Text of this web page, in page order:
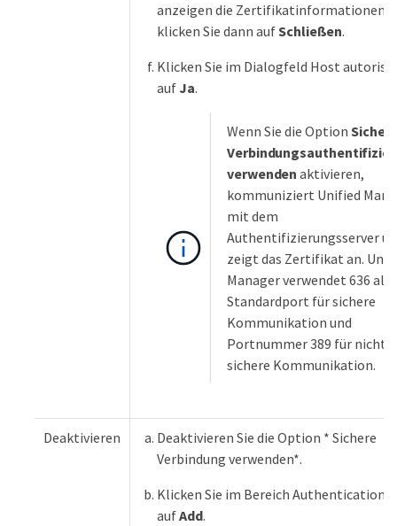
anzeigen die Zertifikatinformationen
klicken Sie dann aufSchließen.
Klicken Sie im Dialogfeld Host
auf Ja.
Wenn Sie die Option
verwenden aktivieren,
kommuniziert Unified
mit dem
Authentifizierungsserver
zeigt das Zertifikat an.
Manager verwendet 636 als
Standardport für sichere
Kommunikation und
Portnummer 389 für nicht
sichere Kommunikation.
Deaktivieren
Deaktivieren Sie die Option * Sichere
Verbindung verwenden*.
Klicken Sie im Bereich Authentication
aufAdd.